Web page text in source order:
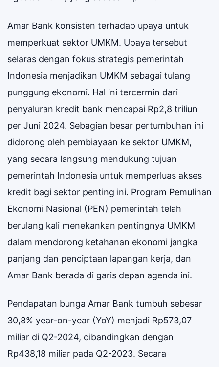
Amar Bank konsisten terhadap upaya untuk
memperkuat sektor UMKM. Upaya tersebut
selaras dengan fokus strategis pemerintah
Indonesia menjadikan UMKM sebagai tulang
punggung ekonomi. Hal ini tercermin dari
penyaluran kredit bank mencapai Rp2,8 triliun
per Juni 2024. Sebagian besar pertumbuhan ini
didorong oleh pembiayaan ke sektor UMKM,
yang secara langsung mendukung tujuan
pemerintah Indonesia untuk memperluas akses
kredit bagi sektor penting ini. Program Pemulihan
Ekonomi Nasional (PEN) pemerintah telah
berulang kali menekankan pentingnya UMKM
dalam mendorong ketahanan ekonomi jangka
panjang dan penciptaan lapangan kerja, dan
Amar Bank berada di garis depan agenda ini.
Pendapatan bunga Amar Bank tumbuh sebesar
30,8% year-on-year (YoY) menjadi Rp573,07
miliar di Q2-2024, dibandingkan dengan
Rp438,18 miliar pada Q2-2023. Secara